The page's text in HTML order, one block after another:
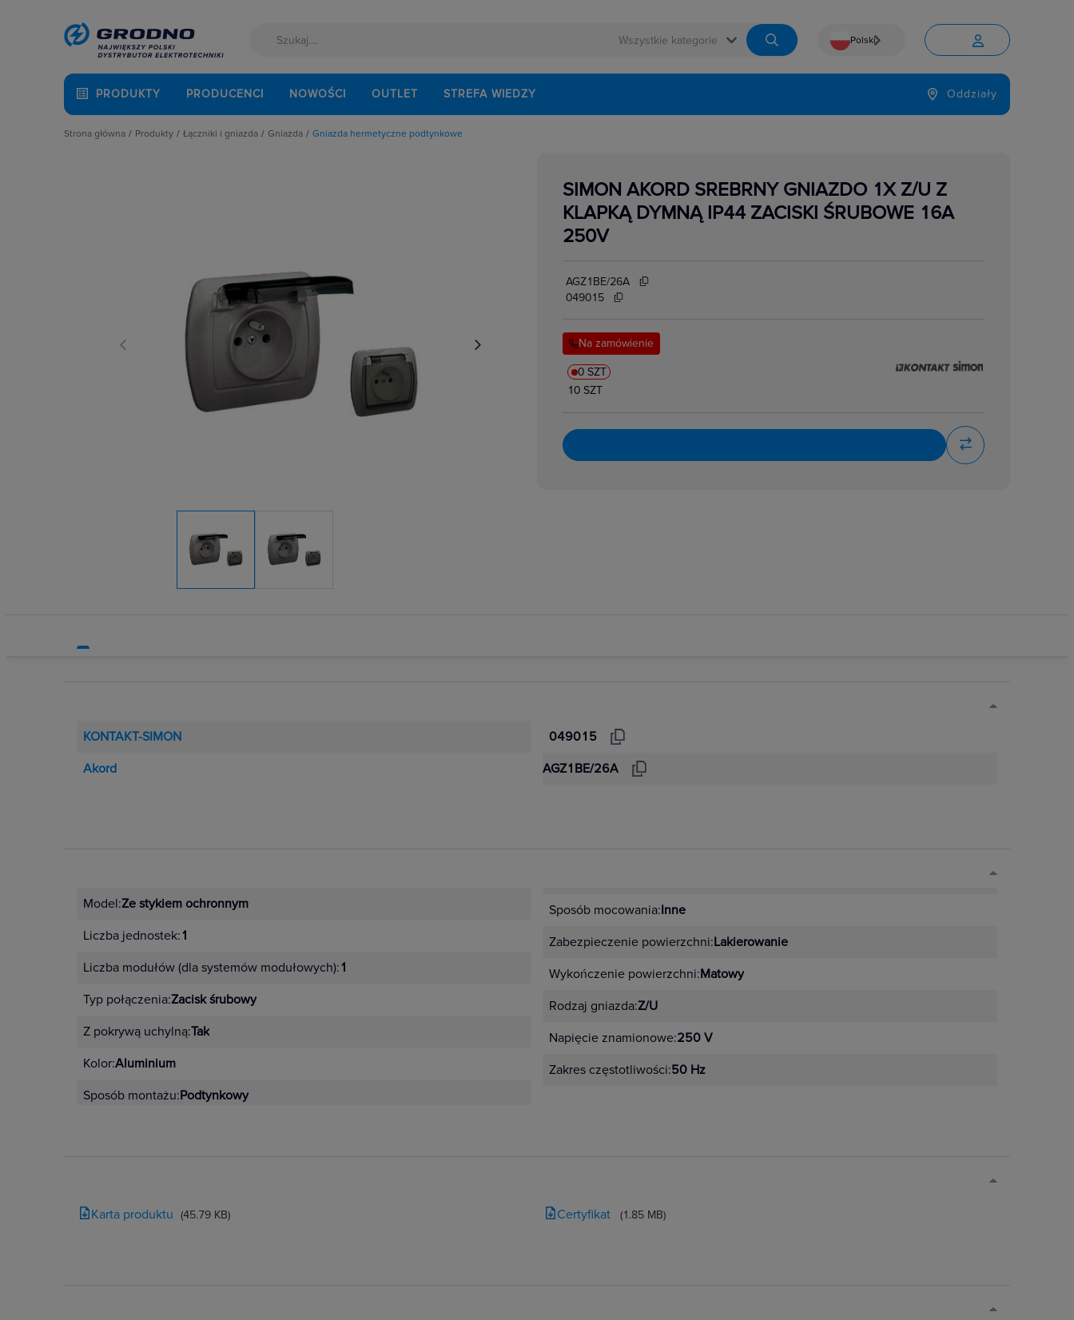
 Polski
Język

PRODUKTY PRODUCENCI NOWOŚCI OUTLET STREFA WIEDZY Oddziały
Strona główna
Produkty
Odzież ochronna i BHP
Osprzęt siłowy, przenośny
Oświetlenie
Pompy ciepła
Prowadzenie kabli
Rozdzielnice i obudowy
Systemy bezpieczeństwa
Systemy HVAC
Technika grzewcza
Technika instalacyjna
Łączniki i gniazda
Gniazda
Gniazda hermetyczne podtynkowe
SIMON AKORD SREBRNY GNIAZDO 1X Z/U Z
KLAPKĄ DYMNĄ IP44 ZACISKI ŚRUBOWE 16A
250V
AGZ1BE/26A
049015
Na zamówienie
0 SZT
10 SZT
KONTAKT-SIMON
049015
Akord
AGZ1BE/26A
Model:Ze stykiem ochronnym
Liczba jednostek:1
Liczba modułów (dla systemów modułowych):1
Typ połączenia:Zacisk śrubowy
Z pokrywą uchylną:Tak
Kolor:Aluminium
Sposób montażu:Podtynkowy
Sposób mocowania:Inne
Zabezpieczenie powierzchni:Lakierowanie
Wykończenie powierzchni:Matowy
Rodzaj gniazda:Z/U
Napięcie znamionowe:250 V
Zakres częstotliwości:50 Hz
Karta produktu (45.79 KB) Certyfikat (1.85 MB)